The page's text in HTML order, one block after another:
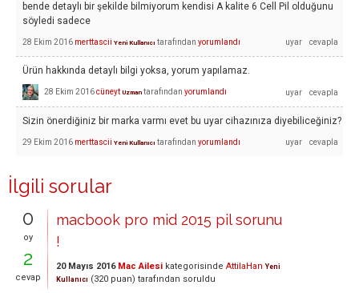
bende detaylı bir şekilde bilmiyorum kendisi A kalite 6 Cell Pil olduğunu
söyledi sadece
28 Ekim 2016 merttascii Yeni Kullanıcı tarafından yorumlandı
Ürün hakkında detaylı bilgi yoksa, yorum yapılamaz.
28 Ekim 2016cüneyt Uzman tarafından yorumlandı
Sizin önerdiğiniz bir marka varmı evet bu uyar cihazınıza diyebiliceğiniz?
29 Ekim 2016 merttascii Yeni Kullanıcı tarafından yorumlandı
İlgili sorular
0
oy
2
cevap
macbook pro mid 2015 pil sorunu
!
20 Mayıs 2016 Mac Ailesi kategorisinde AttilaHan Yeni
Kullanıcı (320 puan) tarafından soruldu